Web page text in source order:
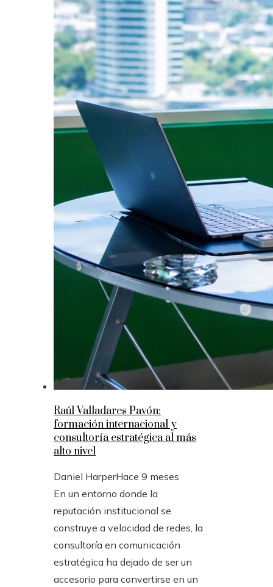
Raúl Valladares Pavón:
formación internacional y
consultoría estratégica al más
alto nivel
Daniel HarperHace 9 meses
En un entorno donde la
reputación institucional se
construye a velocidad de redes, la
consultoría en comunicación
estratégica ha dejado de ser un
accesorio para convertirse en un